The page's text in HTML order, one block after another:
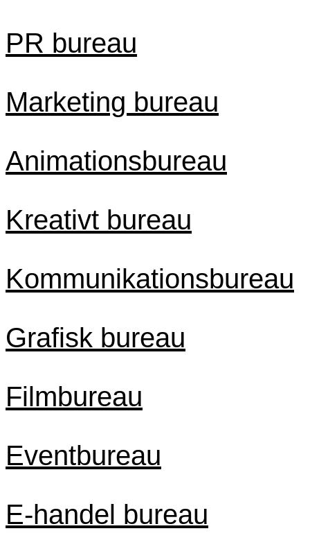
PR bureau
Marketing bureau
Animationsbureau
Kreativt bureau
Kommunikationsbureau
Grafisk bureau
Filmbureau
Eventbureau
E-handel bureau